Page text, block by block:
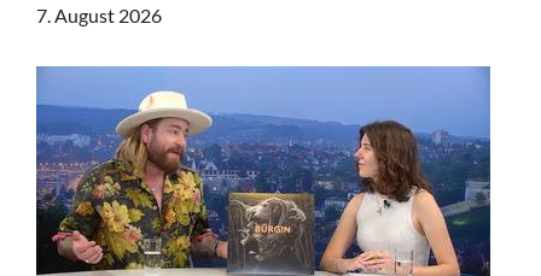
7. August 2026